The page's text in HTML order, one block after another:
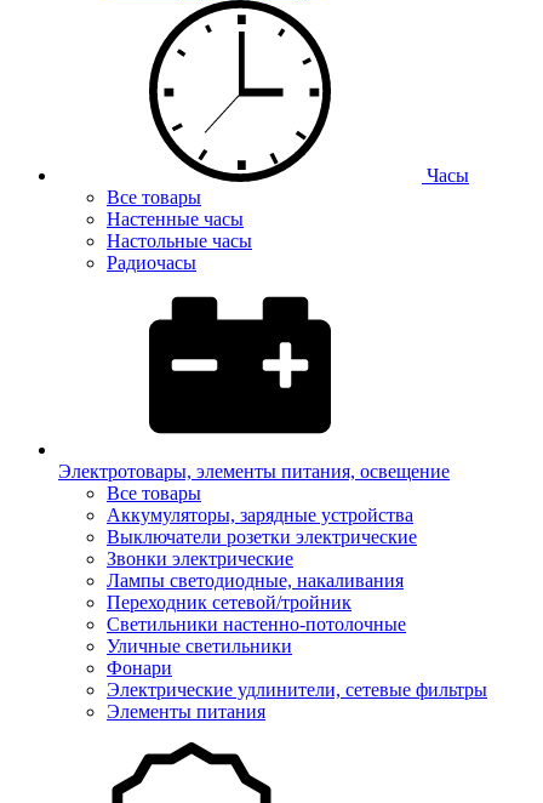
Часы
Все товары
Настенные часы
Настольные часы
Радиочасы
Электротовары, элементы питания, освещение
Все товары
Аккумуляторы, зарядные устройства
Выключатели розетки электрические
Звонки электрические
Лампы светодиодные, накаливания
Переходник сетевой/тройник
Светильники настенно-потолочные
Уличные светильники
Фонари
Электрические удлинители, сетевые фильтры
Элементы питания